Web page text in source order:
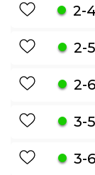
2-
2-5
2-6
3-5
3-6